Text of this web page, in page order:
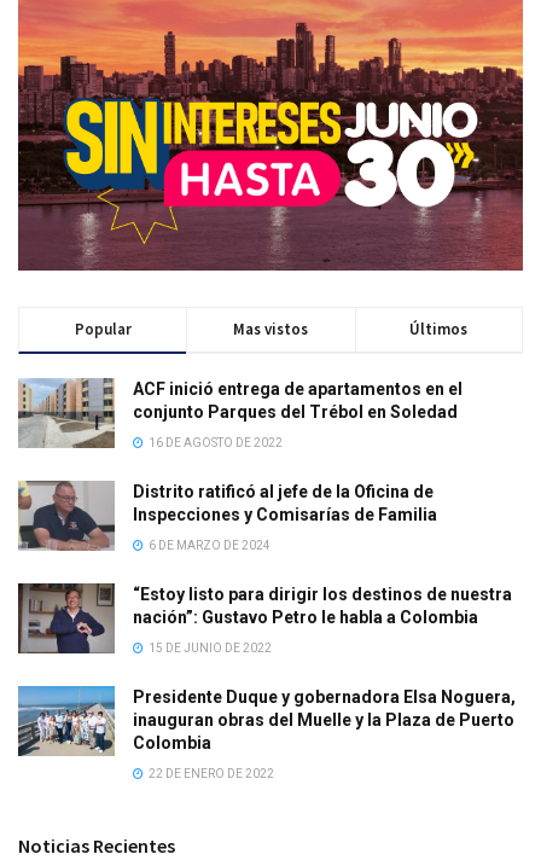
Popular Mas vistos Últimos
ACF inició entrega de apartamentos en el
conjunto Parques del Trébol en Soledad
16 DE AGOSTO DE 2022
Distrito ratificó al jefe de la Oficina de
Inspecciones y Comisarías de Familia
6 DE MARZO DE 2024
“Estoy listo para dirigir los destinos de nuestra
nación”: Gustavo Petro le habla a Colombia
15 DE JUNIO DE 2022
Presidente Duque y gobernadora Elsa Noguera,
inauguran obras del Muelle y la Plaza de Puerto
Colombia
22 DE ENERO DE 2022
Noticias Recientes